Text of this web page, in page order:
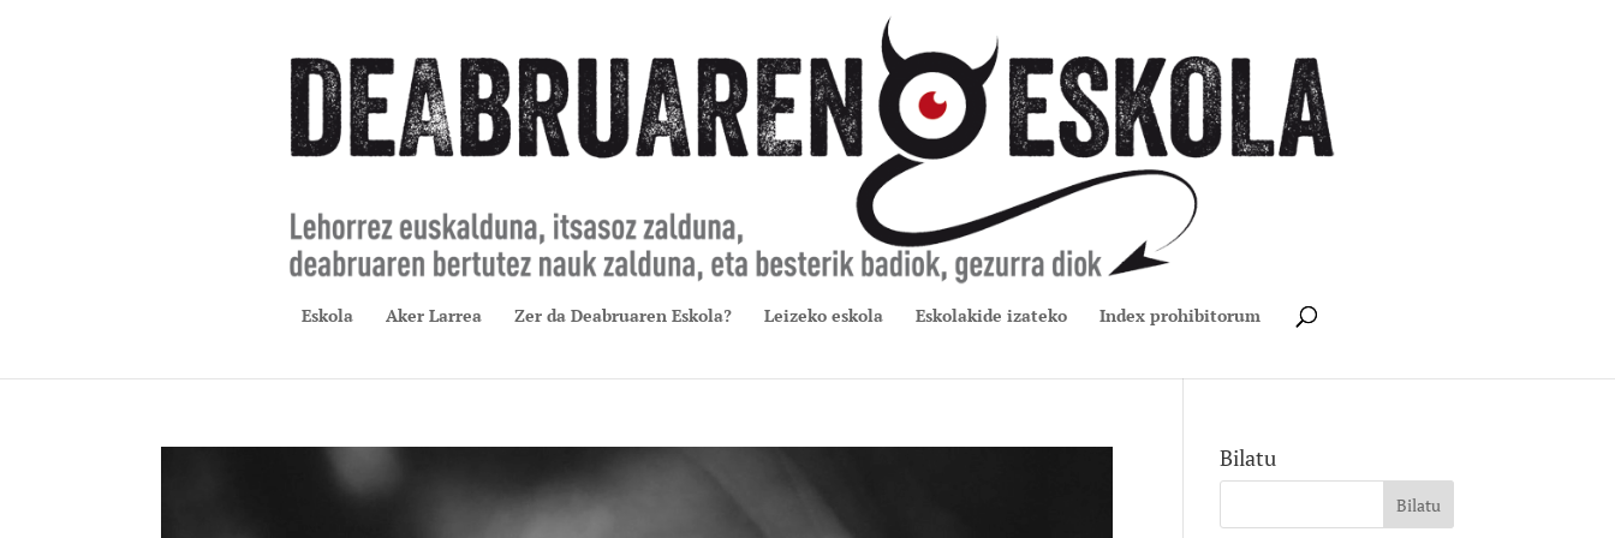
Eskola Aker Larrea Zer da Deabruaren Eskola? Leizeko eskola Eskolakide izateko Index prohibitorum
Bilatu